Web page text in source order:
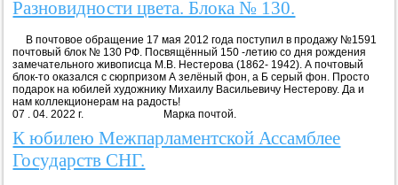
Разновидности цвета. Блока № 130.
В почтовое обращение 17 мая 2012 года поступил в продажу №1591
почтовый блок № 130 РФ. Посвящённый 150 -летию со дня рождения
замечательного живописца М.В. Нестерова (1862- 1942). А почтовый
блок-то оказался с сюрпризом А зелёный фон, а Б серый фон. Просто
подарок на юбилей художнику Михаилу Васильевичу Нестерову. Да и
нам коллекционерам на радость!
07 . 04. 2022 г. Марка почтой.
К юбилею Межпарламентской Ассамблее
Государств СНГ.